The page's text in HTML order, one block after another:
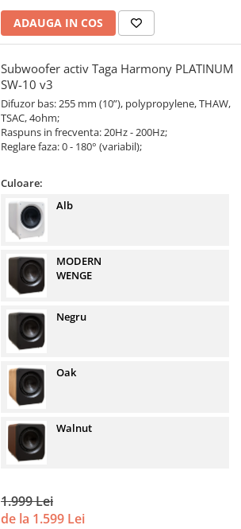
ADAUGA IN COS
Subwoofer activ Taga Harmony PLATINUM
SW-10 v3
Difuzor bas: 255 mm (10”), polypropylene, THAW,
TSAC, 4ohm;
Raspuns in frecventa: 20Hz - 200Hz;
Reglare faza: 0 - 180° (variabil);
Culoare:
Alb
MODERN
WENGE
Negru
Oak
Walnut
1.999 Lei
de la 1.599 Lei